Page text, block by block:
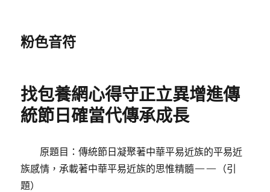
粉色音符
找包養網心得守正立異增進傳
統節日確當代傳承成長
原題目：傳統節日凝聚著中華平易近族的平易近
族感情，承載著中華平易近族的思惟精髓——（引
題）